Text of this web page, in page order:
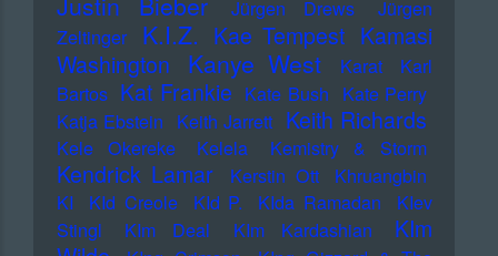
Jürgen Drews
Jürgen
Zeltinger
K.I.Z. Kae Tempest Kamasi
Washington
Kanye West Karat
Karl
Bartos Kat Frankie Kate Bush Kate Perry
Katja Ebstein Keith Jarrett Keith Richards
Kele Okereke Kelela Kemistry & Storm
Kendrick Lamar Kerstin Ott
Khruangbin
KI
KId Creole KId P. KIda Ramadan
KIev
Stingl
KIm Deal KIm Kardashian
KIm